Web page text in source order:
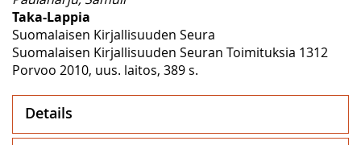
Taka-Lappia
Suomalaisen Kirjallisuuden Seura
Suomalaisen Kirjallisuuden Seuran Toimituksia 1312
Porvoo 2010, uus. laitos, 389 s.
Details